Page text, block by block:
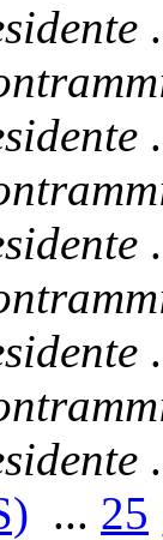
... 25